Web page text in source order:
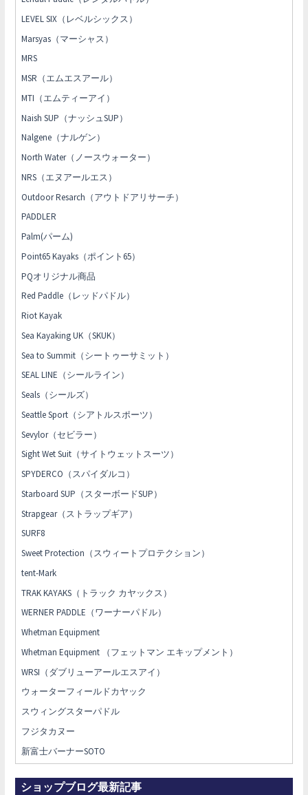
LEVEL SIX（レベルシックス）
Marsyas（マーシャス）
MRS
MSR（エムエスアール）
MTI（エムティーアイ）
Naish SUP（ナッシュSUP）
Nalgene（ナルゲン）
North Water（ノースウォーター）
NRS（エヌアールエス）
Outdoor Resarch（アウトドアリサーチ）
PADDLER
Palm(パーム)
Point65 Kayaks（ポイント65）
PQオリジナル商品
Red Paddle（レッドパドル）
Riot Kayak
Sea Kayaking UK（SKUK）
Sea to Summit（シートゥーサミット）
SEAL LINE（シールライン）
Seals（シールズ）
Seattle Sport（シアトルスポーツ）
Sevylor（セビラー）
Sight Wet Suit（サイトウェットスーツ）
SPYDERCO（スパイダルコ）
Starboard SUP（スターボードSUP）
Strapgear（ストラップギア）
SURF8
Sweet Protection（スウィートプロテクション）
tent-Mark
TRAK KAYAKS（トラック カヤックス）
WERNER PADDLE（ワーナーパドル）
Whetman Equipment
Whetman Equipment （フェットマン エキップメント）
WRSI（ダブリューアールエスアイ）
ウォーターフィールドカヤック
スウィングスターパドル
フジタカヌー
新富士バーナーSOTO
ショップブログ最新記事